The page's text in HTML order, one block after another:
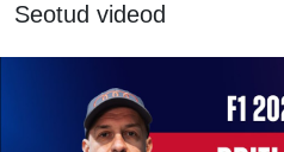
Seotud videod